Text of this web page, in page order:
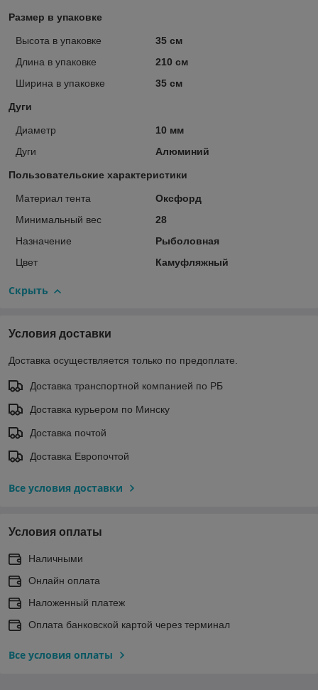
Размер в упаковке
Высота в упаковке
35 см
Длина в упаковке
210 см
Ширина в упаковке
35 см
Дуги
Диаметр
10 мм
Дуги
Алюминий
Пользовательские характеристики
Материал тента
Оксфорд
Минимальный вес
28
Назначение
Рыболовная
Цвет
Камуфляжный
Скрыть
Условия доставки
Доставка осуществляется только по предоплате.
Доставка транспортной компанией по РБ
Доставка курьером по Минску
Доставка почтой
Доставка Европочтой
Все условия доставки
Условия оплаты
Наличными
Онлайн оплата
Наложенный платеж
Оплата банковской картой через терминал
Все условия оплаты